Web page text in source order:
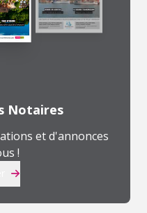
Notaires
et d'annonces
!